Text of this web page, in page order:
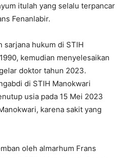
itulah yang selalu terpancar
Fenanlabir.
sarjana hukum di STIH
kemudian menyelesaikan
doktor tahun 2023.
di STIH Manokwari
usia pada 15 Mei 2023
karena sakit yang
oleh almarhum Frans